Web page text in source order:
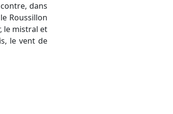
Roussillon
le mistral et
le vent de